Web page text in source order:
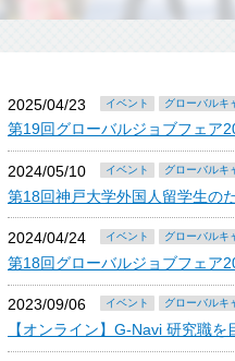
2025/04/23 イベント グローバルキ
第19回グローバルジョブフェア
2024/05/10 イベント グローバルキ
第18回神戸大学外国人留学生の
2024/04/24 イベント グローバルキ
第18回グローバルジョブフェア
2023/09/06 イベント グローバルキ
【オンライン】G-Navi 研究職